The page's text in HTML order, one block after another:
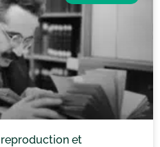
reproduction et